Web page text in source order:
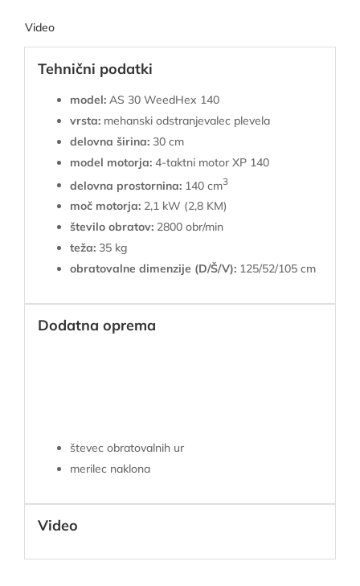
Video
Tehnični podatki
model: AS 30 WeedHex 140
vrsta: mehanski odstranjevalec plevela
delovna širina:30 cm
model motorja: 4-taktni motor XP 140
delovna prostornina:140 cm3
moč motorja:2,1 kW (2,8 KM)
število obratov: 2800 obr/min
teža:35 kg
obratovalne dimenzije (D/Š/V):125/52/105 cm
Dodatna oprema
števec obratovalnih ur
merilec naklona
Video